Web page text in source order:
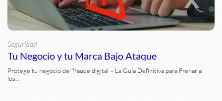
Seguridad
Tu Negocio y tu Marca Bajo Ataque
Protege tu negocio del fraude digital – La Guía Definitiva para Frenar a
los…